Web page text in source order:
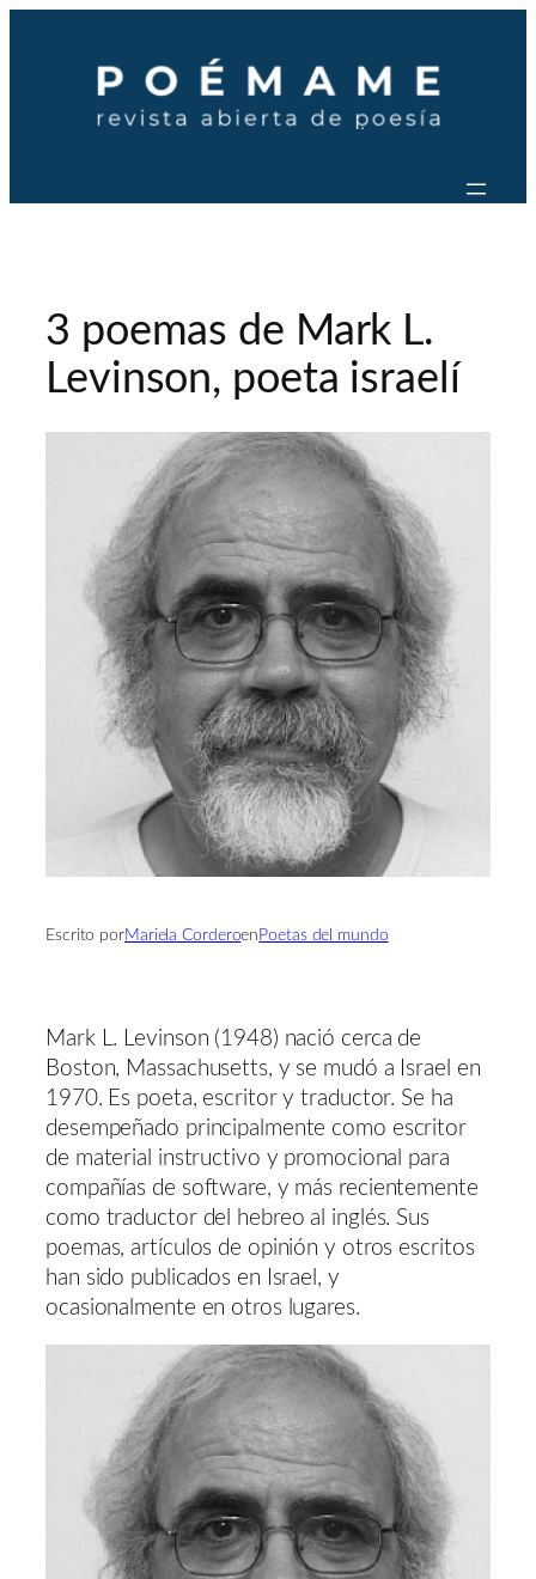
contenido
3 poemas de Mark L.
Levinson, poeta israelí
Escrito porMariela Corderoen Poetas del mundo
Mark L. Levinson (1948) nació cerca de
Boston, Massachusetts, y se mudó a Israel en
1970. Es poeta, escritor y traductor. Se ha
desempeñado principalmente como escritor
de material instructivo y promocional para
compañías de software, y más recientemente
como traductor del hebreo al inglés. Sus
poemas, artículos de opinión y otros escritos
han sido publicados en Israel, y
ocasionalmente en otros lugares.